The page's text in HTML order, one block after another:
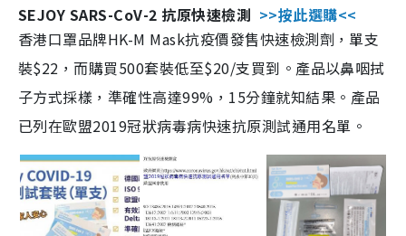
SEJOY SARS-CoV-2 抗原快速檢測 >>按此選購<<
香港口罩品牌HK-M Mask抗疫價發售快速檢測劑，單支
裝$22，而購買500套裝低至$20/支買到。產品以鼻咽拭
子方式採樣，準確性高達99%，15分鐘就知結果。產品
已列在歐盟2019冠狀病毒病快速抗原測試通用名單。